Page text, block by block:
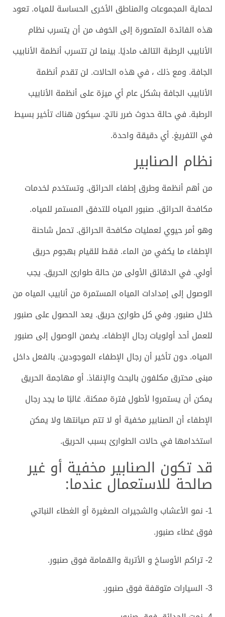
لحماية المجموعات والمناطق الأخرى الحساسة للمياه. تعود
هذه الفائدة المتصورة إلى الخوف من أن يتسرب نظام
الأنابيب الرطبة التالف ماديًا. بينما لن تتسرب أنظمة الأنابيب
الجافة. ومع ذلك ، في هذه الحالات. لن تقدم أنظمة
الأنابيب الجافة بشكل عام أي ميزة على أنظمة الأنابيب
الرطبة. في حالة حدوث ضرر ناتج. سيكون هناك تأخير بسيط
في التفريغ. أي دقيقة واحدة.
نظام الصنابير
من أهم أنظمة وطرق إطفاء الحرائق. وتستخدم لخدمات
مكافحة الحرائق. صنبور المياه للتدفق المستمر للمياه.
وهو أمر حيوي لعمليات مكافحة الحرائق. تحمل شاحنة
الإطفاء ما يكفي من الماء. فقط للقيام بهجوم حريق
أولي. في الدقائق الأولى من حالة طوارئ الحريق. يجب
الوصول إلى إمدادات المياه المستمرة من أنابيب المياه من
خلال صنبور. وفي كل طوارئ حريق. يعد الحصول على صنبور
للعمل أحد أولويات رجال الإطفاء. يضمن الوصول إلى صنبور
المياه. دون تأخير أن رجال الإطفاء الموجودين. بالفعل داخل
مبنى محترق مكلفون بالبحث والإنقاذ. أو مهاجمة الحريق
يمكن أن يستمروا لأطول فترة ممكنة. غالبًا ما يجد رجال
الإطفاء أن الصنابير مخفية أو لا تتم صيانتها ولا يمكن
استخدامها في حالات الطوارئ بسبب الحريق.
قد تكون الصنابير مخفية أو غير
صالحة للاستعمال عندما:
1- نمو الأعشاب والشجيرات الصغيرة أو الغطاء النباتي
فوق غطاء صنبور.
2- تراكم الأوساخ و الأتربة والقمامة فوق صنبور.
3- السيارات متوقفة فوق صنبور.